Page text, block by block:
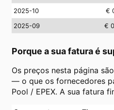
2025-10
€
2025-09
€
Porque a sua fatura é
Os preços nesta página
— o que os fornecedores
Pool / EPEX. A sua fatura